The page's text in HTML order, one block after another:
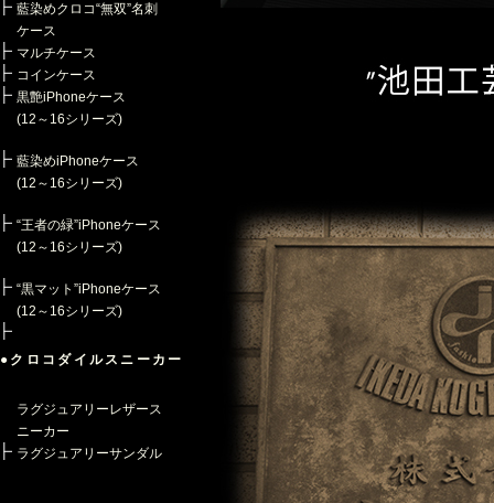
藍染めクロコ“無双”名刺
ケース
マルチケース
コインケース
黒艶iPhoneケース
(12～16シリーズ)
藍染めiPhoneケース
(12～16シリーズ)
“王者の緑”iPhoneケース
(12～16シリーズ)
“黒マット”iPhoneケース
(12～16シリーズ)
●クロコダイルスニーカー
ラグジュアリーレザース
ニーカー
ラグジュアリーサンダル